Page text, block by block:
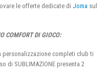
le offerte dedicate di Joma sul
COMFORT DI GIOCO:
completi club ti
di SUBLIMAZIONE presenta 2